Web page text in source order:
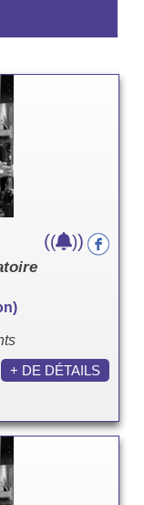
(( ))
+ DE DÉTAILS